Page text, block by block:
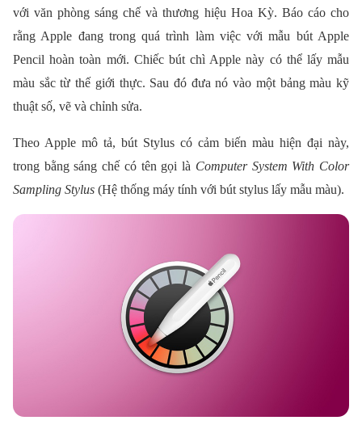
với văn phòng sáng chế và thương hiệu Hoa Kỳ. Báo cáo cho
rằng Apple đang trong quá trình làm việc với mẫu bút Apple
Pencil hoàn toàn mới. Chiếc bút chì Apple này có thể lấy mẫu
màu sắc từ thế giới thực. Sau đó đưa nó vào một bảng màu kỹ
thuật số, vẽ và chỉnh sửa.
Theo Apple mô tả, bút Stylus có cảm biến màu hiện đại này,
trong bằng sáng chế có tên gọi là Computer System With Color
Sampling Stylus (Hệ thống máy tính với bút stylus lấy mẫu màu).